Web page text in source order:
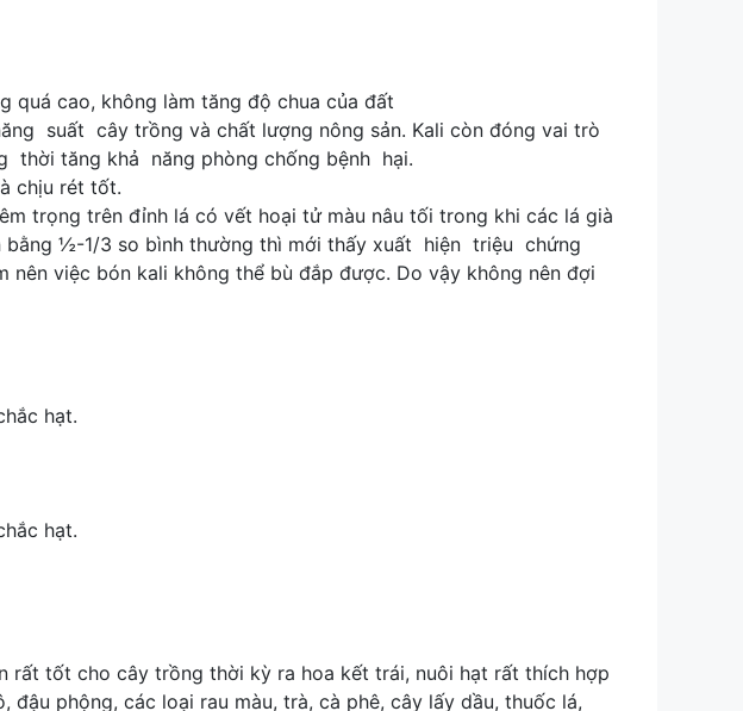
quá cao, không làm tăng độ chua của đất
cây trồng và chất lượng nông sản. Kali còn đóng vai trò
thời tăng khả năng phòng chống bệnh hại.
chịu rét tốt.
trọng trên đỉnh lá có vết hoại tử màu nâu tối trong khi các lá già
bằng ½-1/3 so bình thường thì mới thấy xuất hiện triệu chứng
việc bón kali không thể bù đắp được. Do vậy không nên đợi
hạt.
hạt.
rất tốt cho cây trồng thời kỳ ra hoa kết trái, nuôi hạt rất thích hợp
phộng, các loại rau màu, trà, cà phê, cây lấy dầu, thuốc lá,